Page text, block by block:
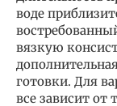
воде
вязкую
готовки. Для
все зависит